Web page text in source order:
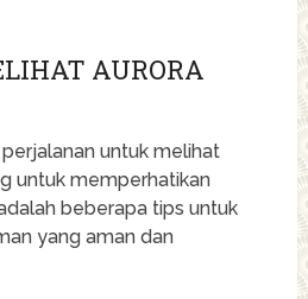
AURORA
untuk melihat
untuk memperhatikan
beberapa tips untuk
yang aman dan